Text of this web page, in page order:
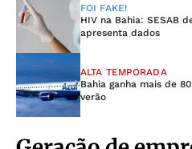
FOI FAKE!
HIV na Bahia: SESAB
apresenta dados
ALTA TEMPORADA
Bahia ganha mais de
verão